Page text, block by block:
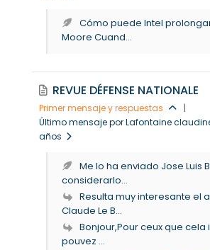
Cómo puede Intel
Moore Cuand...
REVUE DÉFENSE NATIONALE
Primer mensaje y respuestas
|
Último mensaje por Lafontaine
años
Me lo ha enviado Jose Luis
considerarlo...
Resulta muy interesante el
Claude Le B...
Bonjour,Pour ceux que cela
pouvez ...